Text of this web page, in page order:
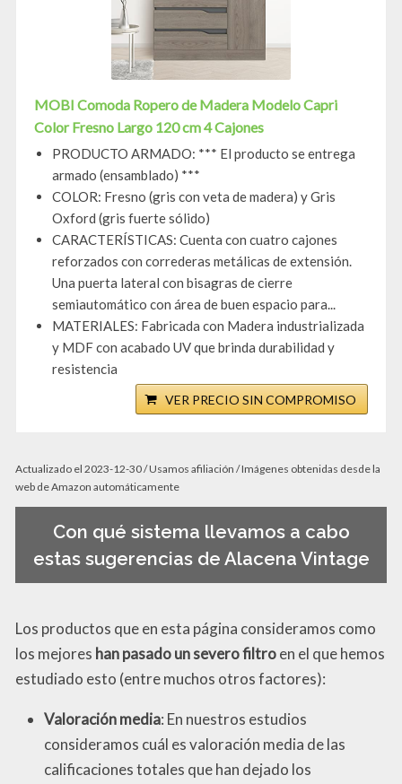
MOBI Comoda Ropero de Madera Modelo Capri
Color Fresno Largo 120 cm 4 Cajones
PRODUCTO ARMADO: *** El producto se entrega
armado (ensamblado) ***
COLOR: Fresno (gris con veta de madera) y Gris
Oxford (gris fuerte sólido)
CARACTERÍSTICAS: Cuenta con cuatro cajones
reforzados con correderas metálicas de extensión.
Una puerta lateral con bisagras de cierre
semiautomático con área de buen espacio para...
MATERIALES: Fabricada con Madera industrializada
y MDF con acabado UV que brinda durabilidad y
resistencia
VER PRECIO SIN COMPROMISO
Actualizado el 2023-12-30 / Usamos afiliación / Imágenes obtenidas desde la
web de Amazon automáticamente
Con qué sistema llevamos a cabo
estas sugerencias de Alacena Vintage
Los productos que en esta página consideramos como
los mejores han pasado un severo filtroen el que hemos
estudiado esto (entre muchos otros factores):
Valoración media: En nuestros estudios
consideramos cuál es valoración media de las
calificaciones totales que han dejado los